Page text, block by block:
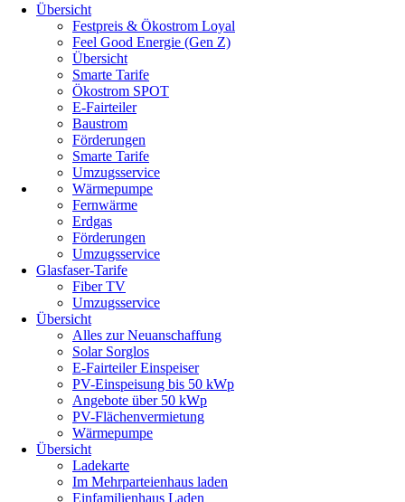
Übersicht
Festpreis & Ökostrom Loyal
Feel Good Energie (Gen Z)
Übersicht
Smarte Tarife
Ökostrom SPOT
E-Fairteiler
Baustrom
Förderungen
Smarte Tarife
Umzugsservice
Wärmepumpe
Fernwärme
Erdgas
Förderungen
Umzugsservice
Glasfaser-Tarife
Fiber TV
Umzugsservice
Übersicht
Alles zur Neuanschaffung
Solar Sorglos
E-Fairteiler Einspeiser
PV-Einspeisung bis 50 kWp
Angebote über 50 kWp
PV-Flächenvermietung
Wärmepumpe
Übersicht
Ladekarte
Im Mehrparteienhaus laden
Einfamilienhaus Laden